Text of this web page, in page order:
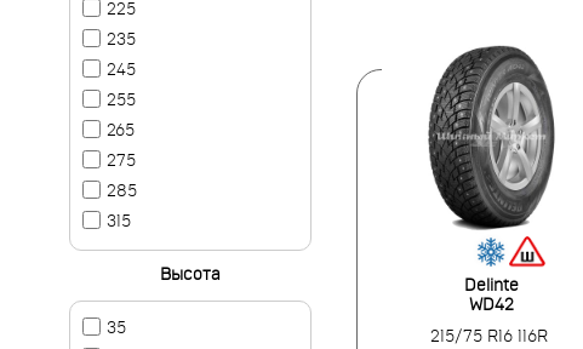
Delinte
WD42
215/75 R16 116R
225
235
245
255
265
275
285
315
Высота
35